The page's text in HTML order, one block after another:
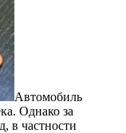
Автомобиль
Однако за
в частности